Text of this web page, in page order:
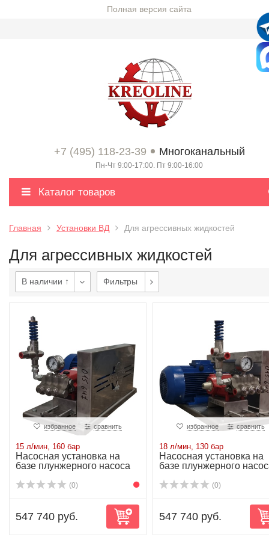
Полная версия сайта
+7 (495) 118-23-39 Многоканальный
Пн-Чт 9:00-17:00. Пт 9:00-16:00
Каталог товаров
Главная Установки ВД Для агрессивных жидкостей
Для агрессивных жидкостей
В наличии ↑ Фильтры
избранное сравнить
15 л/мин, 160 бар
Насосная установка на
базе плунжерного насоса
(0)
547 740 руб.
избранное сравнить
18 л/мин, 130 бар
Насосная установка на
базе плунжерного
(0)
547 740 руб.